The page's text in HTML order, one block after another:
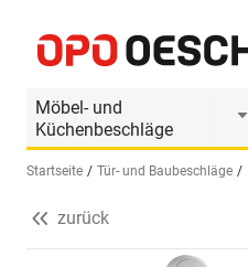
Möbel- und
Küchenbeschläge
Sprache wählen (DE)
Startseite Tür- und Baubeschläge
Produktinformationen
zurück